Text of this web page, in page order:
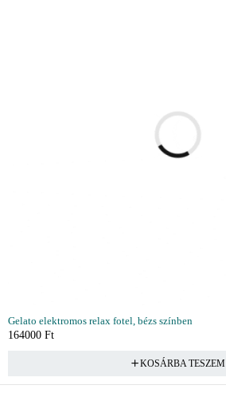
Gelato elektromos relax fotel, bézs színben
164000 Ft
KOSÁRBA TESZEM